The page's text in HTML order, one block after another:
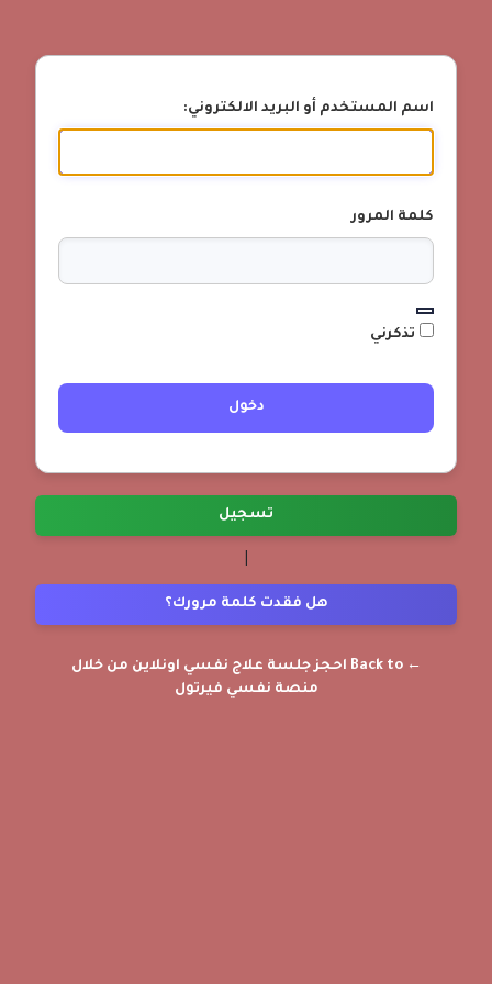
اسم المستخدم أو البريد الالكتروني:
كلمة المرور
تذكرني
تسجيل
هل فقدت كلمة مرورك؟
← Back to احجز جلسة علاج نفسي اونلاين من خلال
منصة نفسي فيرتول